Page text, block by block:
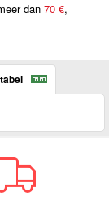
dan 70 €,